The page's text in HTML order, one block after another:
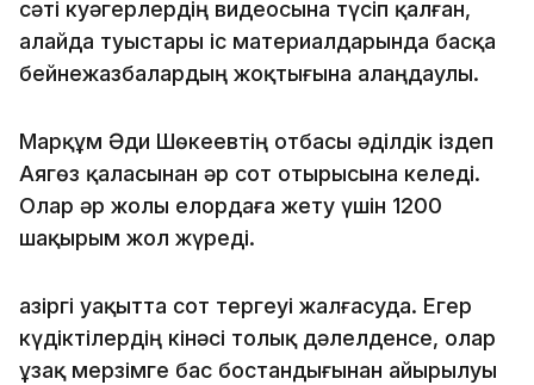
сәті куәгерлердің видеосына түсіп қалған,
алайда туыстары іс материалдарында басқа
бейнежазбалардың жоқтығына алаңдаулы.
Марқұм Әди Шөкеевтің отбасы әділдік іздеп
Аягөз қаласынан әр сот отырысына келеді.
Олар әр жолы елордаға жету үшін 1200
шақырым жол жүреді.
Қазіргі уақытта сот тергеуі жалғасуда. Егер
күдіктілердің кінәсі толық дәлелденсе, олар
ұзақ мерзімге бас бостандығынан айырылуы